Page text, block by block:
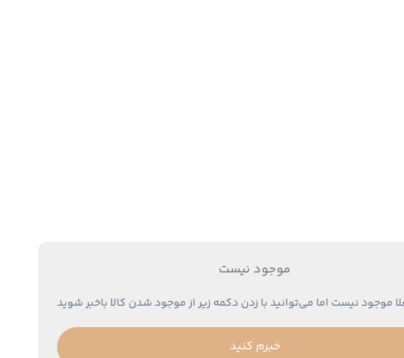
موجود نیست
موجود نیست اما می‌توانید با زدن دکمه زیر از موجود شدن کالا باخبر شوید
خبرم کنید